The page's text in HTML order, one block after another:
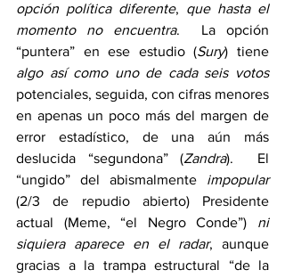
opción política diferente, que hasta el
momento no encuentra.  La opción
“puntera” en ese estudio (Sury
algo así como uno de cada seis votos
potenciales, seguida, con cifras menores
en apenas un poco más del margen de
error estadístico, de una aún más
deslucida “segundona” (Zandra).  El
“ungido” del abismalmente impopular
(2/3 de repudio abierto) Presidente
actual (Meme, “el Negro Conde”) ni
siquiera aparece en el radar, aunque
gracias a la trampa estructural “de la